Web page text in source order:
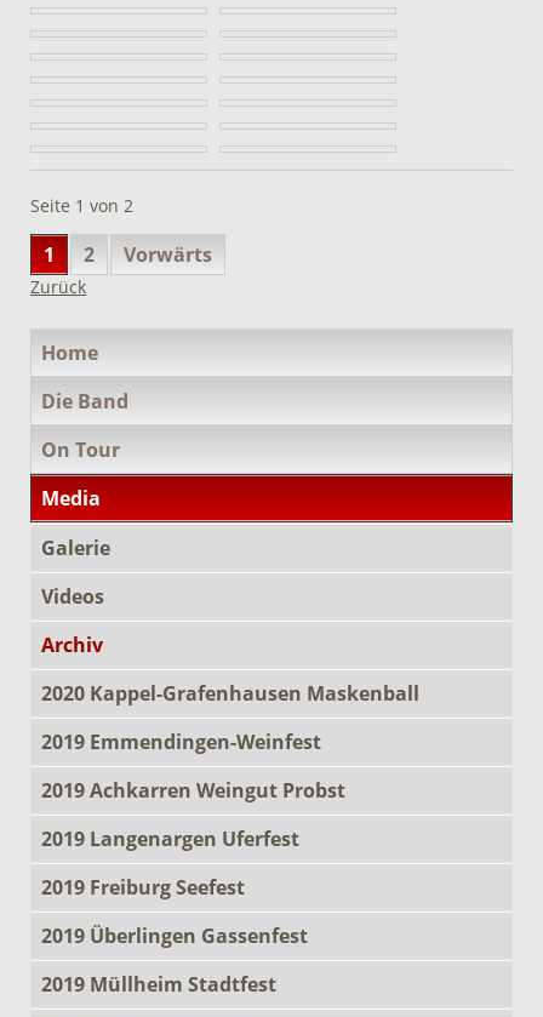
Seite 1 von 2
1 2 Vorwärts
Zurück
überspringen
Home
Die Band
On Tour
Media
Galerie
Videos
Archiv
2020 Kappel-Grafenhausen Maskenball
2019 Emmendingen-Weinfest
2019 Achkarren Weingut Probst
2019 Langenargen Uferfest
2019 Freiburg Seefest
2019 Überlingen Gassenfest
2019 Müllheim Stadtfest